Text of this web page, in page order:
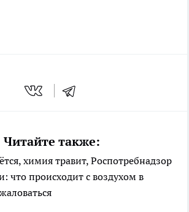
Читайте также:
химия травит, Роспотребнадзор
что происходит с воздухом в